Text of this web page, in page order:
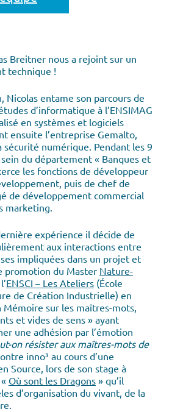
Breitner nous a rejoint sur un
technique !
Nicolas entame son parcours de
d’informatique à l’ENSIMAG
en systèmes et logiciels
ensuite l’entreprise Gemalto,
sécurité numérique. Pendant les 9
sein du département « Banques et
les fonctions de développeur
puis de chef de
de développement commercial
marketing.
expérience il décide de
aux interactions entre
impliquées dans un projet et
promotion du Master Nature-
ENSCI – Les Ateliers (École
de Création Industrielle) en
Mémoire sur les maîtres-mots,
et vides de sens » ayant
une adhésion par l’émotion
on résister aux maîtres-mots de
inno³ au cours d’une
Source, lors de son stage à
Où sont les Dragons » qu’il
d’organisation du vivant, de la